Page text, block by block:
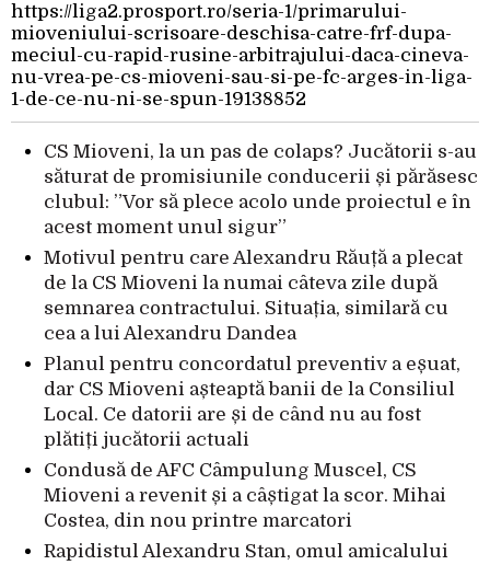
https://liga2.prosport.ro/seria-1/primarului-
mioveniului-scrisoare-deschisa-catre-frf-dupa-
meciul-cu-rapid-rusine-arbitrajului-daca-cineva-
nu-vrea-pe-cs-mioveni-sau-si-pe-fc-arges-in-liga-
1-de-ce-nu-ni-se-spun-19138852
CS Mioveni, la un pas de colaps? Jucătorii s-au
săturat de promisiunile conducerii și părăsesc
clubul: ”Vor să plece acolo unde proiectul e în
acest moment unul sigur”
Motivul pentru care Alexandru Răuță a plecat
de la CS Mioveni la numai câteva zile după
semnarea contractului. Situația, similară cu
cea a lui Alexandru Dandea
Planul pentru concordatul preventiv a eșuat,
dar CS Mioveni așteaptă banii de la Consiliul
Local. Ce datorii are și de când nu au fost
plătiți jucătorii actuali
Condusă de AFC Câmpulung Muscel, CS
Mioveni a revenit și a câștigat la scor. Mihai
Costea, din nou printre marcatori
Rapidistul Alexandru Stan, omul amicalului